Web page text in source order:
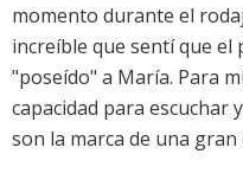
momento durante el
increíble que sentí que el
"poseído" a María. Para
capacidad para escuchar
son la marca de una gran